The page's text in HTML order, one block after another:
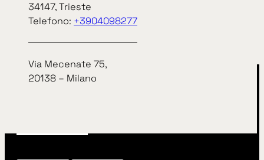
34147, Trieste
Telefono: +3904098277
Via Mecenate 75,
20138 – Milano
TUTTE LE NEWS